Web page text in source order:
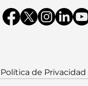
Política de Privacidad